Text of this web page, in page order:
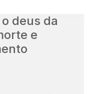
deus da
e